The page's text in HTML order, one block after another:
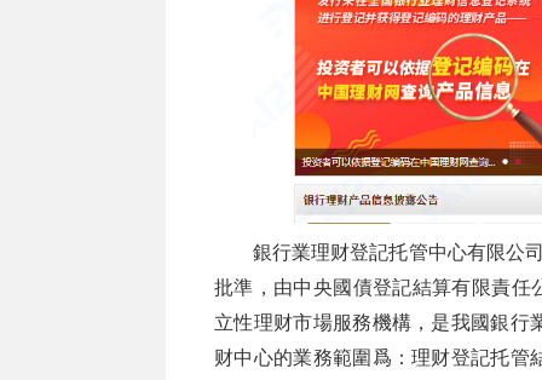
銀行業理财登記托管中心有限公
批準，由中央國債登記結算有限責任
立性理财市場服務機構，是我國銀行
财中心的業務範圍爲：理财登記托管